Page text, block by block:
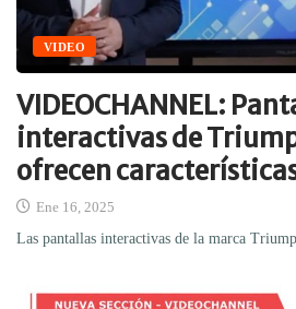
VIDEO
VIDEOCHANNEL:
interactivas de
ofrecen
Ene 16, 2025
Las pantallas interactivas de la marca